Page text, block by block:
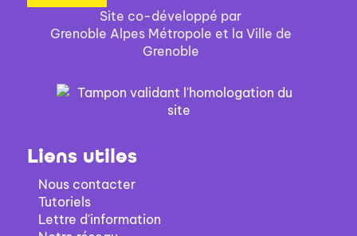
Site co-développé par
Grenoble Alpes Métropole et la Ville de
Grenoble
Liens utiles
Nous contacter
Tutoriels
Lettre d'information